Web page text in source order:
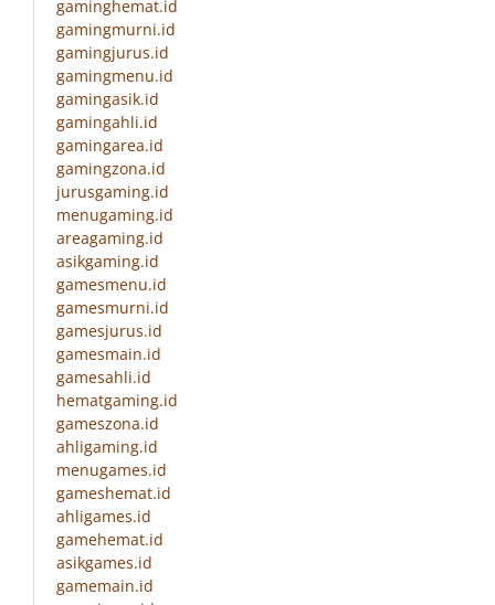
gaminghemat.id
gamingmurni.id
gamingjurus.id
gamingmenu.id
gamingasik.id
gamingahli.id
gamingarea.id
gamingzona.id
jurusgaming.id
menugaming.id
areagaming.id
asikgaming.id
gamesmenu.id
gamesmurni.id
gamesjurus.id
gamesmain.id
gamesahli.id
hematgaming.id
gameszona.id
ahligaming.id
menugames.id
gameshemat.id
ahligames.id
gamehemat.id
asikgames.id
gamemain.id